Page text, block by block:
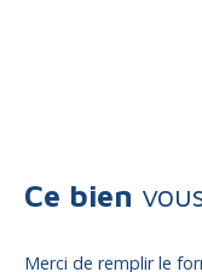
Ce bien
Merci de remplir le